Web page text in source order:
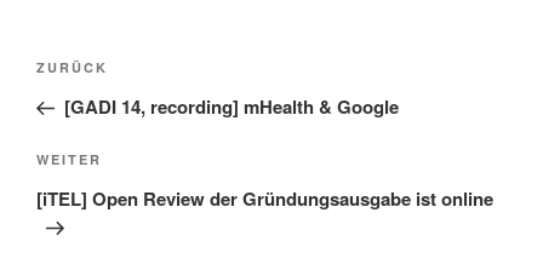
Beitragsnavigation
Vorheriger
Beitrag
ZURÜCK
[GADI 14, recording] mHealth & Google
Nächster
Beitrag
WEITER
[iTEL] Open Review der Gründungsausgabe ist online